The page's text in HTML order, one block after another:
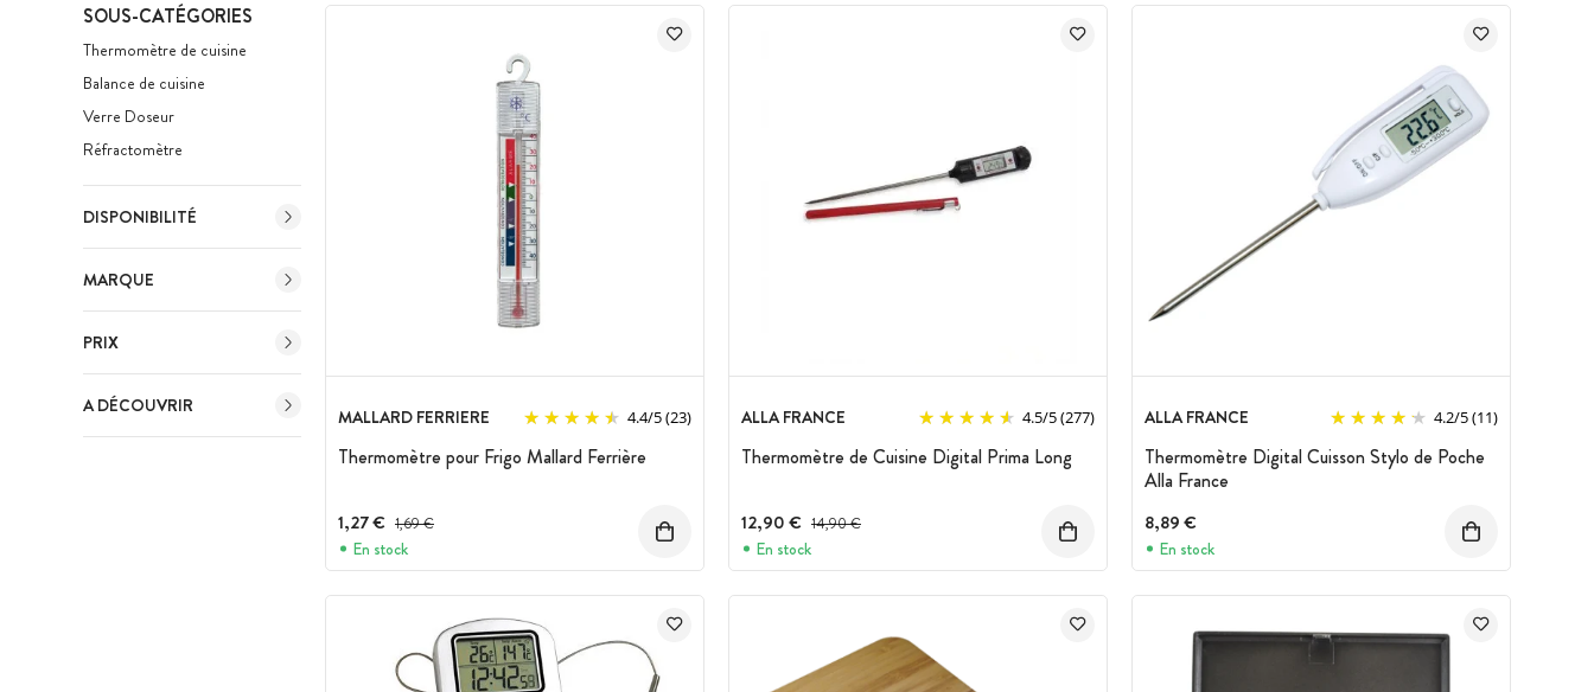
SOUS-CATÉGORIES
Thermomètre de cuisine
Balance de cuisine
Verre Doseur
Réfractomètre
DISPONIBILITÉ
MARQUE
PRIX
A DÉCOUVRIR
MALLARD FERRIERE 4.4/5(23)
Thermomètre pour Frigo Mallard Ferrière
1,27 € Prix avant réduction :
1,69 €
En stock
ALLA FRANCE 4.5/5(277)
Thermomètre de Cuisine Digital Prima Long
12,90 € Prix avant réduction :
14,90 €
En stock
ALLA FRANCE 4.2/5(11)
Thermomètre Digital Cuisson Stylo de Poche
Alla France
8,89 €
En stock